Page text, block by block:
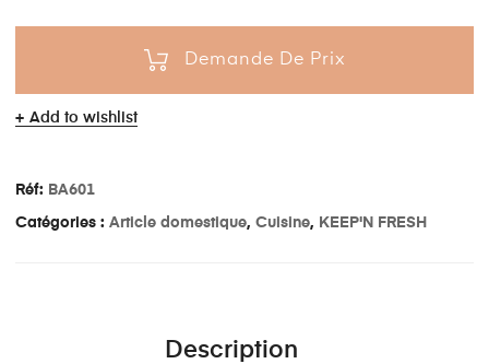
Demande De Prix
Add to wishlist
Réf: BA601
Catégories : Article domestique, Cuisine, KEEP'N FRESH
Description